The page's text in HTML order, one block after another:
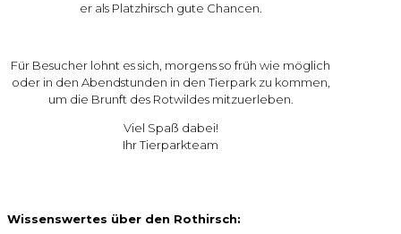
er als Platzhirsch gute Chancen.
Für Besucher lohnt es sich, morgens so früh wie möglich
oder in den Abendstunden in den Tierpark zu kommen,
um die Brunft des Rotwildes mitzuerleben.
Viel Spaß dabei!
Ihr Tierparkteam
Wissenswertes über den Rothirsch: